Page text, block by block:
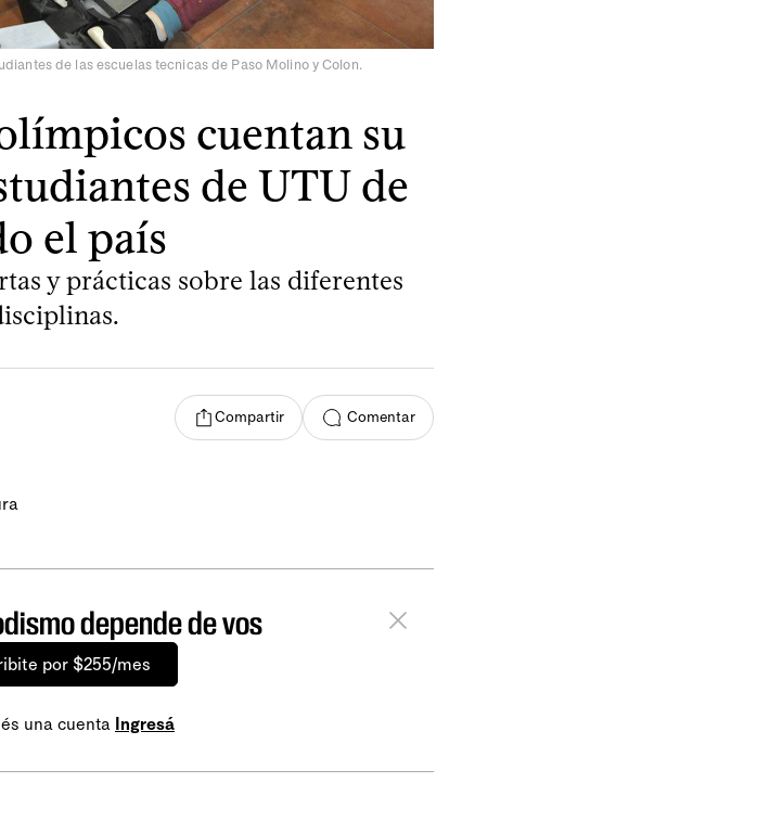
de las escuelas tecnicas de Paso Molino y Colon.
cuentan su
de UTU de
el país
y prácticas sobre las diferentes
Compartir Comentar
depende de vos
por $255/mes
una cuenta Ingresá